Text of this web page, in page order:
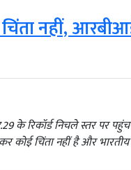
नहीं,
रिकॉर्ड निचले स्तर पर पहुंचने
चिंता नहीं है और भारतीय